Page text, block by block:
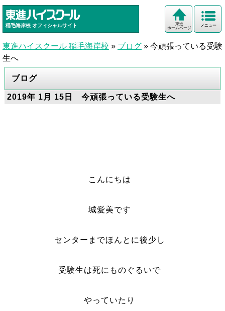
稲毛海岸校 オフィシャルサイト メニュー
東進
ホームページ
東進ハイスクール 稲毛海岸校 » ブログ » 今頑張っている受験
生へ
ブログ
2019年 1月 15日 今頑張っている受験生へ
こんにちは
城愛美です
センターまでほんとに後少し
受験生は死にものぐるいで
やっていたり